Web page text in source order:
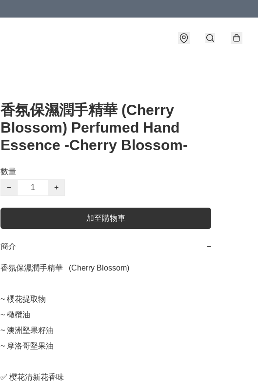
香氛保濕潤手精華 (Cherry
Blossom) Perfumed Hand
Essence -Cherry Blossom-
數量
−
+
加至購物車
簡介 −
香氛保濕潤手精華   (Cherry Blossom)
~ 櫻花提取物
~ 橄欖油
~ 澳洲堅果籽油
~ 摩洛哥堅果油
✅ 樱花清新花香味